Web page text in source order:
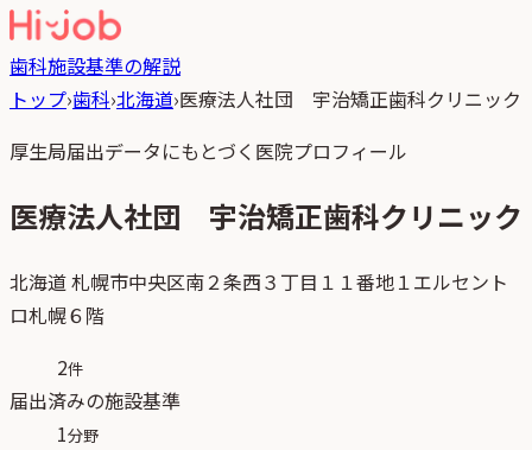
歯科施設基準の解説
トップ›歯科›北海道›医療法人社団 宇治矯正歯科クリニック
厚生局届出データにもとづく医院プロフィール
医療法人社団 宇治矯正歯科クリニック
北海道札幌市中央区南２条西３丁目１１番地１エルセント
ロ札幌６階
2件
届出済みの施設基準
1分野